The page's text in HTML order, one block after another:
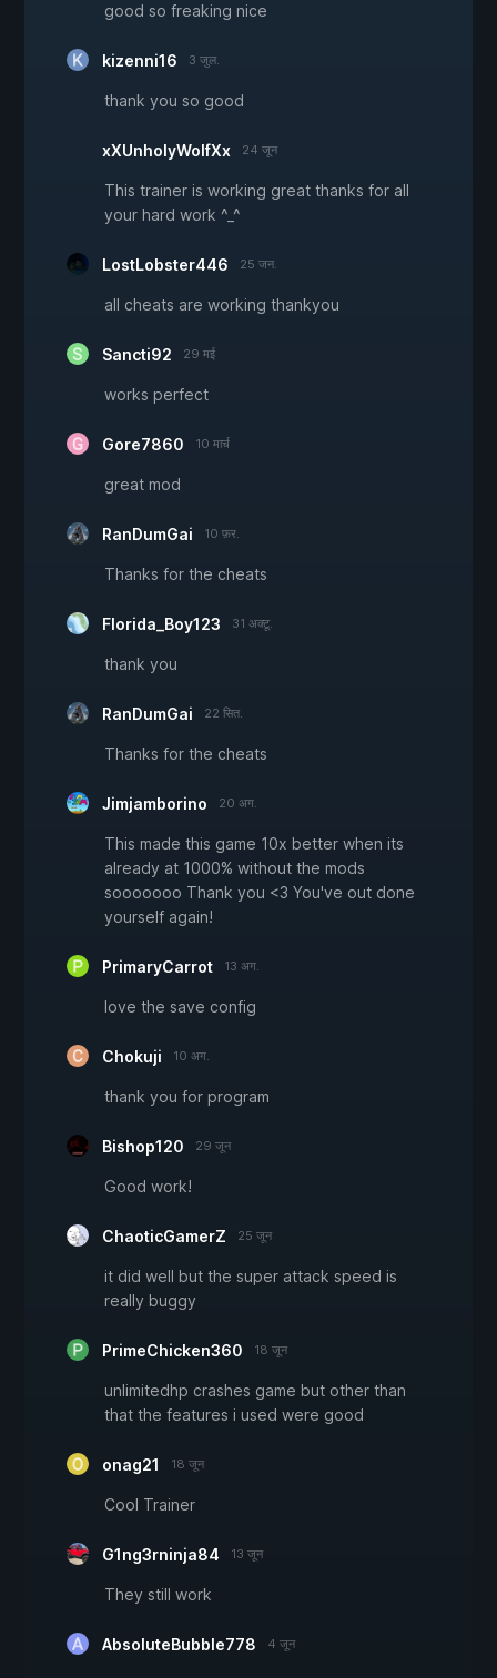
good so freaking nice
kizenni16 3 जुल.
thank you so good
xXUnholyWolfXx 24 जून
This trainer is working great thanks for all
your hard work ^_^
LostLobster446 25 जन.
all cheats are working thankyou
Sancti92 29 मई
works perfect
Gore7860 10 मार्च
great mod
RanDumGai 10 फ़र.
Thanks for the cheats
Florida_Boy123 31 अक्टू.
thank you
RanDumGai 22 सित.
Thanks for the cheats
Jimjamborino 20 अग.
This made this game 10x better when its
already at 1000% without the mods
sooooooo Thank you <3 You've out done
yourself again!
PrimaryCarrot 13 अग.
love the save config
Chokuji 10 अग.
thank you for program
Bishop120 29 जून
Good work!
ChaoticGamerZ 25 जून
it did well but the super attack speed is
really buggy
PrimeChicken360 18 जून
unlimitedhp crashes game but other than
that the features i used were good
onag21 18 जून
Cool Trainer
G1ng3rninja84 13 जून
They still work
AbsoluteBubble778 4 जून